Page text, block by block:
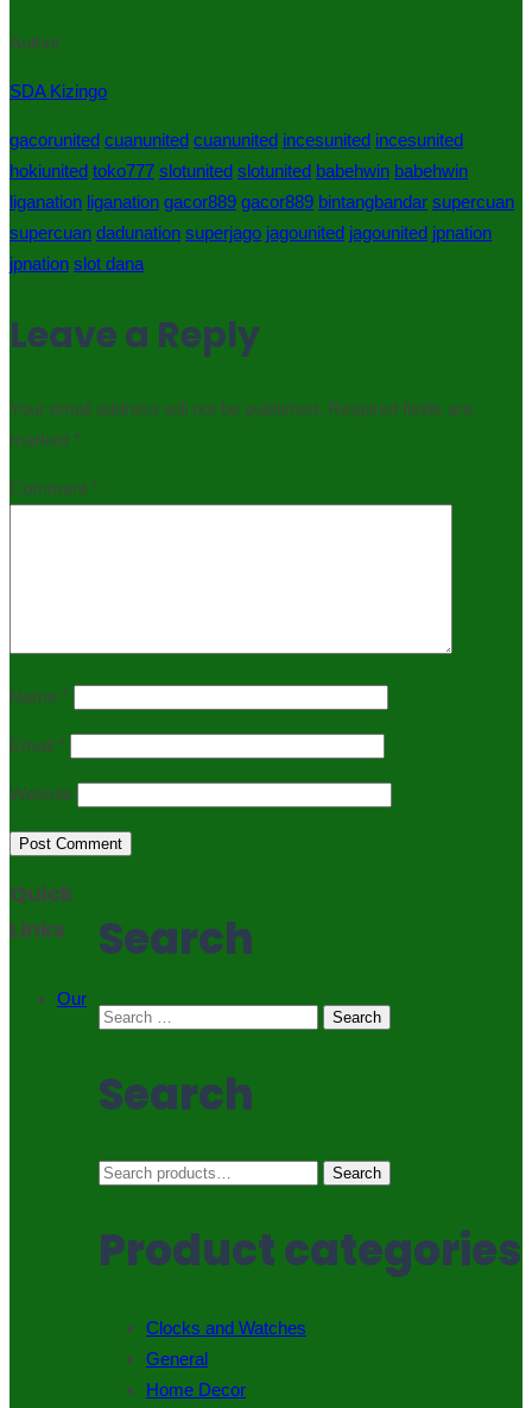
Author
SDA Kizingo
gacorunited cuanunited cuanunited incesunited incesunited
hokiunited toko777 slotunited slotunited babehwin babehwin
liganation liganation gacor889 gacor889 bintangbandar supercuan
supercuan dadunation superjago jagounited jagounited jpnation
jpnation slot dana
Leave a Reply
Your email address will not be published. Required fields are
marked *
Comment *
Name *
Email *
Website
Search
Search
Search
Search
Search
Product categories
Clocks and Watches
General
Home Decor
Quick
Links
Our